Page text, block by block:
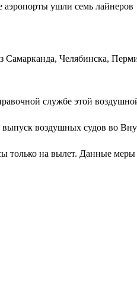
аэропорты ушли семь лайнеров
Самарканда, Челябинска,
службе этой
воздушных судов во
на вылет. Данные меры